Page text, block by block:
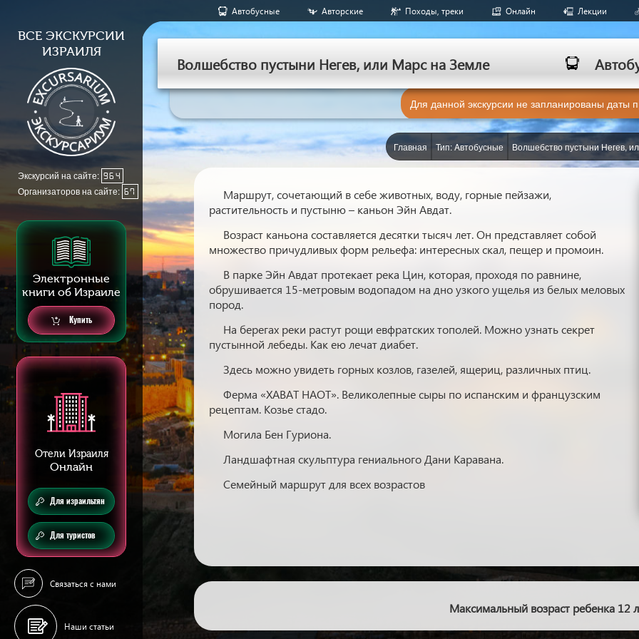
Aвтобусные Авторские Походы, треки Онлайн Лекции
ВСЕ ЭКСКУРСИИ
ИЗРАИЛЯ
Экскурсий на сайте: 964
Организаторов на сайте: 67
Электронные
книги об Израиле
Купить
Отели Израиля
Онлайн
Для израильтян
Для туристов
Связаться с нами
Наши статьи
Волшебство пустыни Негев, или Марс на Земле
Для данной экскурсии не запланированы даты
Главная Тип: Aвтобусные Волшебство пустыни Негев,
Маршрут, сочетающий в себе животных, воду, горные пейзажи,
растительность и пустыню – каньон Эйн Авдат.
Возраст каньона составляется десятки тысяч лет. Он представляет собой
множество причудливых форм рельефа: интересных скал, пещер и промоин.
В парке Эйн Авдат протекает река Цин, которая, проходя по равнине,
обрушивается 15-метровым водопадом на дно узкого ущелья из белых меловых
пород.
На берегах реки растут рощи евфратских тополей. Можно узнать секрет
пустынной лебеды. Как ею лечат диабет.
Здесь можно увидеть горных козлов, газелей, ящериц, различных птиц.
Ферма «ХАВАТ НАОТ». Великолепные сыры по испанским и французским
рецептам. Козье стадо.
Могила Бен Гуриона.
Ландшафтная скульптура гениального Дани Каравана.
Семейный маршрут для всех возрастов
Максимальный возраст ребенка 12